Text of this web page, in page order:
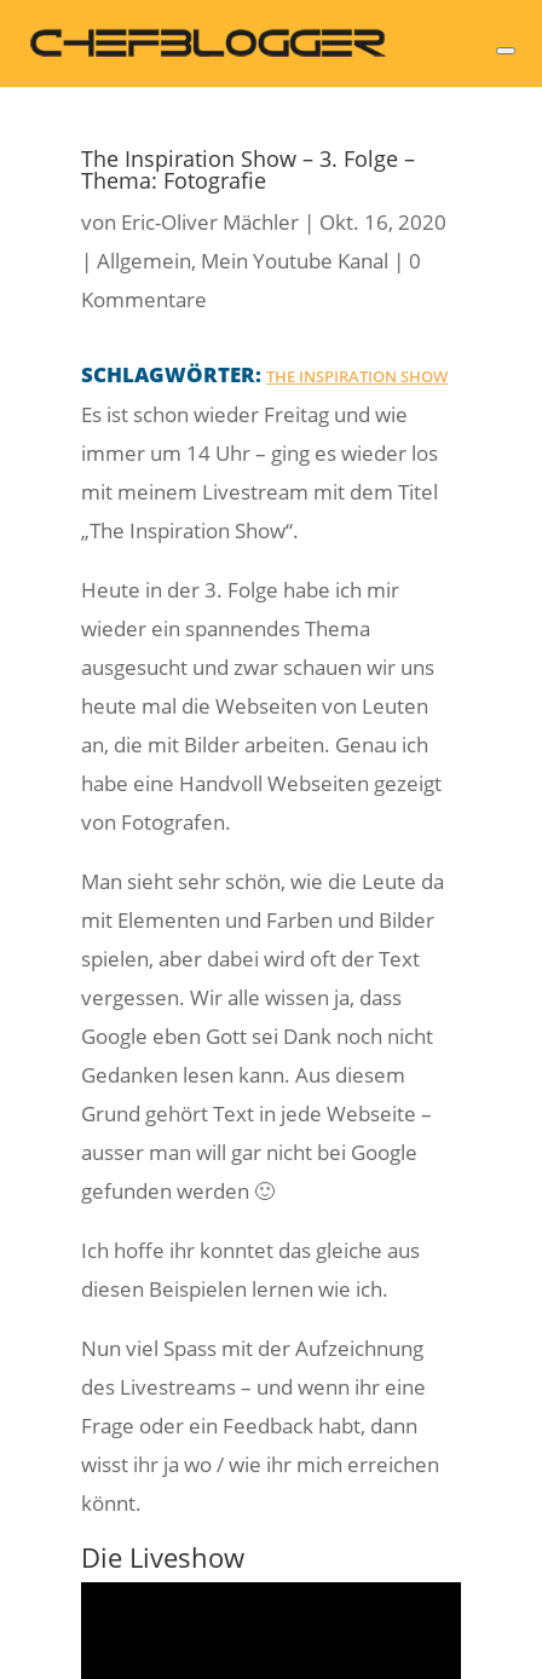
The Inspiration Show – 3. Folge –
Thema: Fotografie
von Eric-Oliver Mächler | Okt. 16, 2020
|Allgemein, Mein Youtube Kanal | 0
Kommentare
SCHLAGWÖRTER:THE INSPIRATION SHOW
Es ist schon wieder Freitag und wie
immer um 14 Uhr – ging es wieder los
mit meinem Livestream mit dem Titel
„The Inspiration Show“.
Heute in der 3. Folge habe ich mir
wieder ein spannendes Thema
ausgesucht und zwar schauen wir uns
heute mal die Webseiten von Leuten
an, die mit Bilder arbeiten. Genau ich
habe eine Handvoll Webseiten gezeigt
von Fotografen.
Man sieht sehr schön, wie die Leute da
mit Elementen und Farben und Bilder
spielen, aber dabei wird oft der Text
vergessen. Wir alle wissen ja, dass
Google eben Gott sei Dank noch nicht
Gedanken lesen kann. Aus diesem
Grund gehört Text in jede Webseite –
ausser man will gar nicht bei Google
gefunden werden 🙂
Ich hoffe ihr konntet das gleiche aus
diesen Beispielen lernen wie ich.
Nun viel Spass mit der Aufzeichnung
des Livestreams – und wenn ihr eine
Frage oder ein Feedback habt, dann
wisst ihr ja wo / wie ihr mich erreichen
könnt.
Die Liveshow